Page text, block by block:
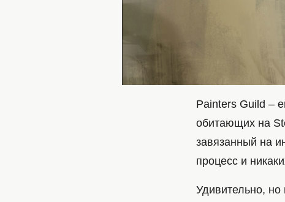
Painters Guild –
обитающих на
завязанный на
процесс и
Удивительно,